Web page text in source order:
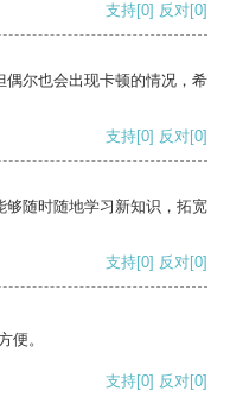
支持[0] 反对[0]
偶尔也会出现卡顿的情况，希
支持[0] 反对[0]
够随时随地学习新知识，拓宽
支持[0] 反对[0]
便。
支持[0] 反对[0]